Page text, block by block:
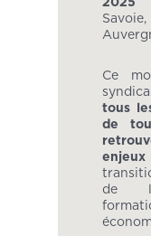
Ce
tous
de
de